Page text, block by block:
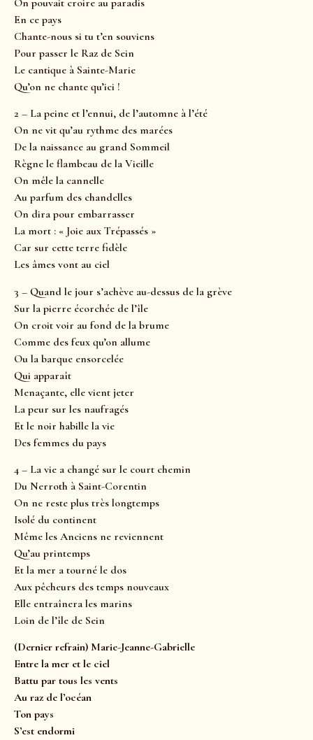
En ce pays
Chante-nous si tu t’en souviens
Pour passer le Raz de Sein
Le cantique à Sainte-Marie
Qu’on ne chante qu’ici !
2 – La peine et l’ennui, de l’automne à l’été
On ne vit qu’au rythme des marées
De la naissance au grand Sommeil
Règne le flambeau de la Vieille
On mêle la cannelle
Au parfum des chandelles
On dira pour embarrasser
La mort : « Joie aux Trépassés »
Car sur cette terre fidèle
Les âmes vont au ciel
3 – Quand le jour s’achève au-dessus de la grève
Sur la pierre écorchée de l’île
On croit voir au fond de la brume
Comme des feux qu’on allume
Ou la barque ensorcelée
Qui apparaît
Menaçante, elle vient jeter
La peur sur les naufragés
Et le noir habille la vie
Des femmes du pays
4 – La vie a changé sur le court chemin
Du Nerroth à Saint-Corentin
On ne reste plus très longtemps
Isolé du continent
Même les Anciens ne reviennent
Qu’au printemps
Et la mer a tourné le dos
Aux pêcheurs des temps nouveaux
Elle entraînera les marins
Loin de l’île de Sein
(Dernier refrain) Marie-Jeanne-Gabrielle
Entre la mer et le ciel
Battu par tous les vents
Au raz de l’océan
Ton pays
S’est endormi